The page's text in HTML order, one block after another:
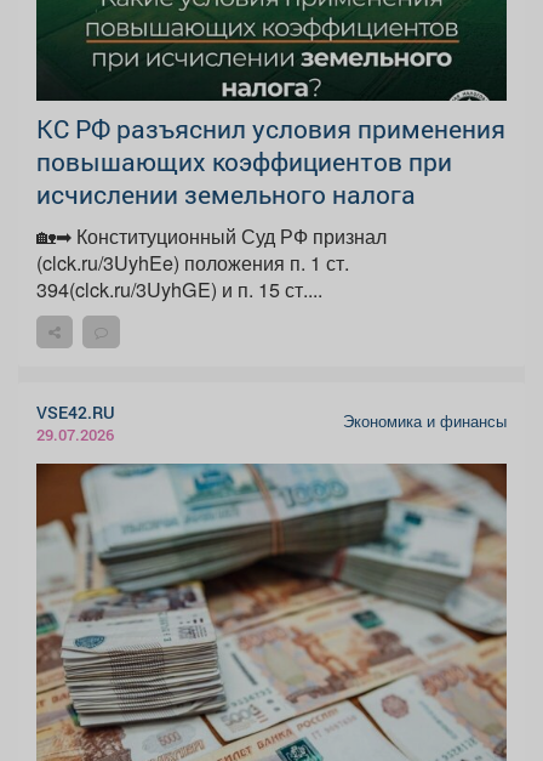
КС РФ разъяснил условия применения
повышающих коэффициентов при
исчислении земельного налога
🏡➡ Конституционный Суд РФ признал
(clck.ru/3UyhEe) положения п. 1 ст.
394(clck.ru/3UyhGE) и п. 15 ст....
VSE42.RU
29.07.2026
Экономика и финансы